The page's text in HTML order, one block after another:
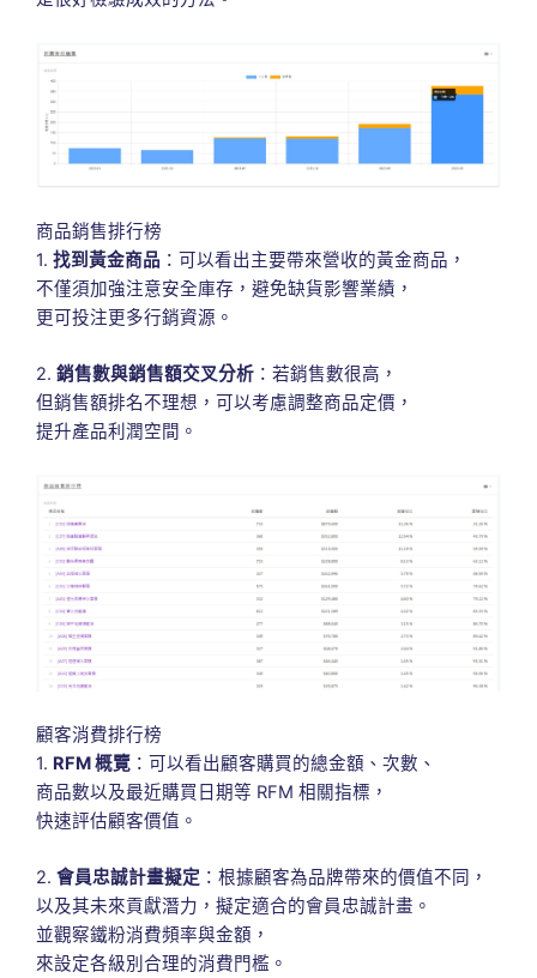
商品銷售排行榜
1. 找到黃金商品 ：可以看出主要帶來營收的黃金商品，
不僅須加強注意安全庫存，避免缺貨影響業績，
更可投注更多行銷資源。
2. 銷售數與銷售額交叉分析 ：若銷售數很高，
但銷售額排名不理想，可以考慮調整商品定價，
提升產品利潤空間。
顧客消費排行榜
1. RFM 概覽 ：可以看出顧客購買的總金額、次數、
商品數以及最近購買日期等 RFM 相關指標，
快速評估顧客價值。
2. 會員忠誠計畫擬定 ：根據顧客為品牌帶來的價值不同，
以及其未來貢獻潛力，擬定適合的會員忠誠計畫。
並觀察鐵粉消費頻率與金額，
來設定各級別合理的消費門檻。